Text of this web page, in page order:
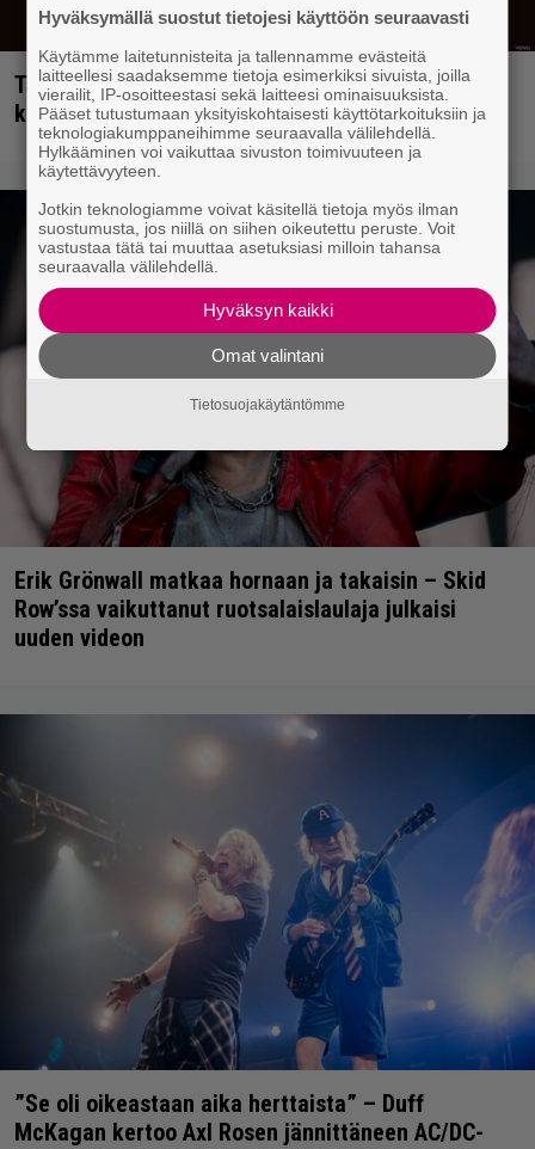
Tällainen keikkajyrä Queen oli ennen vanhaan –
katso tulinen livetallenne vuodelta 1979
Erik Grönwall matkaa hornaan ja takaisin – Skid
Row’ssa vaikuttanut ruotsalaislaulaja julkaisi
uuden videon
”Se oli oikeastaan aika herttaista” – Duff
McKagan kertoo Axl Rosen jännittäneen AC/DC-
Hyväksymällä suostut tietojesi käyttöön seuraavasti
Käytämme laitetunnisteita ja tallennamme evästeitä
laitteellesi saadaksemme tietoja esimerkiksi sivuista, joilla
vierailit, IP-osoitteestasi sekä laitteesi ominaisuuksista.
Pääset tutustumaan yksityiskohtaisesti käyttötarkoituksiin ja
teknologiakumppaneihimme seuraavalla välilehdellä.
Hylkääminen voi vaikuttaa sivuston toimivuuteen ja
käytettävyyteen.
Jotkin teknologiamme voivat käsitellä tietoja myös ilman
suostumusta, jos niillä on siihen oikeutettu peruste. Voit
vastustaa tätä tai muuttaa asetuksiasi milloin tahansa
seuraavalla välilehdellä.
Hyväksyn kaikki
Omat valintani
Tietosuojakäytäntömme